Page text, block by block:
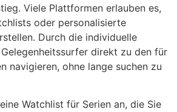
Viele Plattformen erlauben es,
oder personalisierte
Durch die individuelle
direkt zu den für
navigieren, ohne lange suchen zu
Watchlist für Serien an, die Sie